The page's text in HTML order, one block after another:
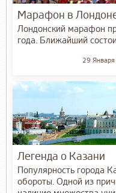
Марафон в
Лондонский марафон
года. Ближайший
29
Легенда о Казани
Популярность города
обороты. Одной из